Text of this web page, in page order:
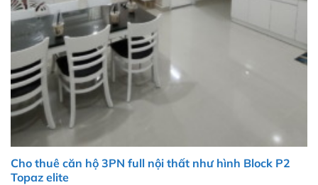
Cho thuê căn hộ 3PN full nội thất như hình Block P2
Topaz elite